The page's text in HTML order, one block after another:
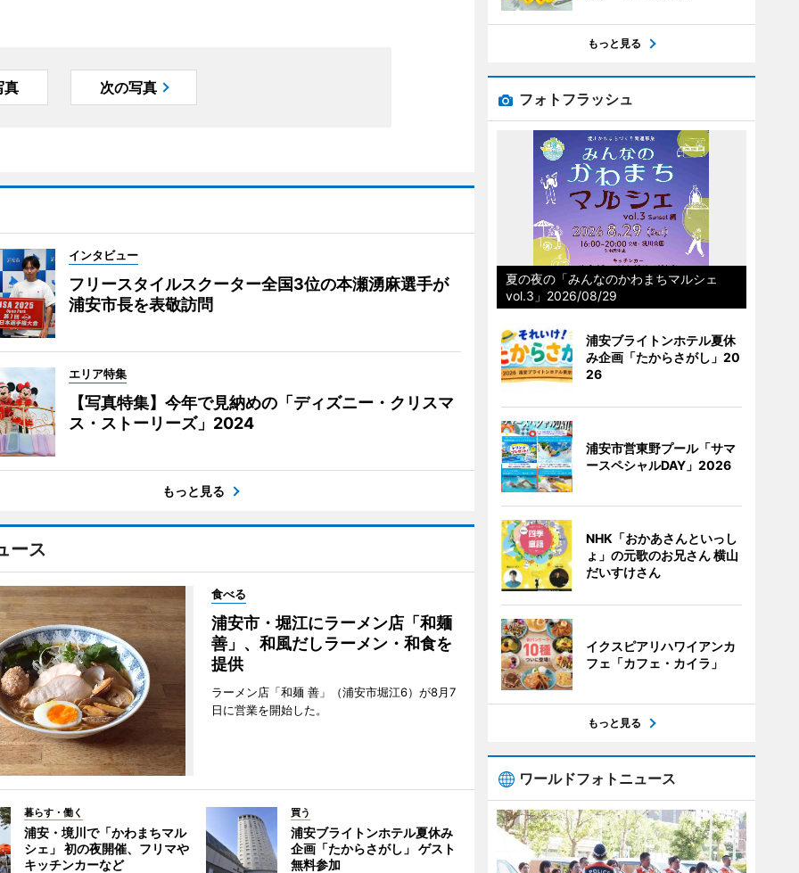
真 次の写真
インタビュー
フリースタイルスクーター全国3位の本瀬湧麻選手が
浦安市長を表敬訪問
エリア特集
【写真特集】今年で見納めの「ディズニー・クリスマ
ス・ストーリーズ」2024
もっと見る
ース
食べる
浦安市・堀江にラーメン店「和麺
善」、和風だしラーメン・和食を
提供
ラーメン店「和麺 善」（浦安市堀江6）が8月7
日に営業を開始した。
暮らす・働く
浦安・境川で「かわまちマル
シェ」 初の夜開催、フリマや
キッチンカーなど
買う
浦安ブライトンホテル夏休み
企画「たからさがし」 ゲスト
無料参加
もっと見る
フォトフラッシュ
夏の夜の「みんなのかわまちマルシェ
vol.3」2026/08/29
浦安ブライトンホテル夏休
み企画「たからさがし」20
26
浦安市営東野プール「サマ
ースペシャルDAY」2026
NHK「おかあさんといっし
ょ」の元歌のお兄さん 横山
だいすけさん
イクスピアリハワイアンカ
フェ「カフェ・カイラ」
もっと見る
ワールドフォトニュース